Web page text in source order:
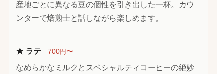
産地ごとに異なる豆の個性を引き出した一杯。カウ
ンターで焙煎士と話しながら楽しめます。
★ ラテ 700円〜
なめらかなミルクとスペシャルティコーヒーの絶妙